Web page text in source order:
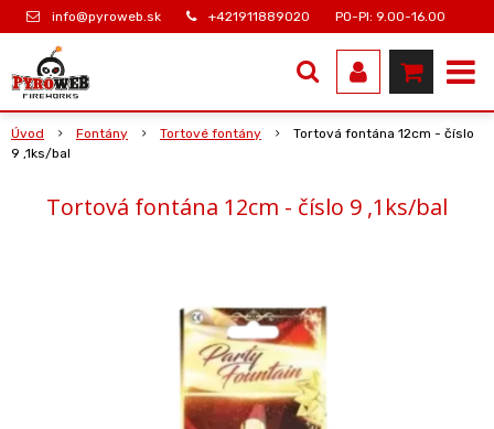
info@pyroweb.sk +421911889020 PO-PI: 9.00-16.00
Úvod Fontány Tortové fontány
Tortová fontána 12cm - číslo
9 ,1ks/bal
Tortová fontána 12cm - číslo 9 ,1ks/bal